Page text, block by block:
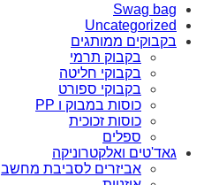
Swag bag
Uncategorized
בקבוקים ממותגים
בקבוק תרמי
בקבוקי חליטה
בקבוקי ספורט
כוסות במבוק ו PP
כוסות זכוכית
ספלים
גאד'טים ואלקטרוניקה
אביזרים לסביבת מחשב